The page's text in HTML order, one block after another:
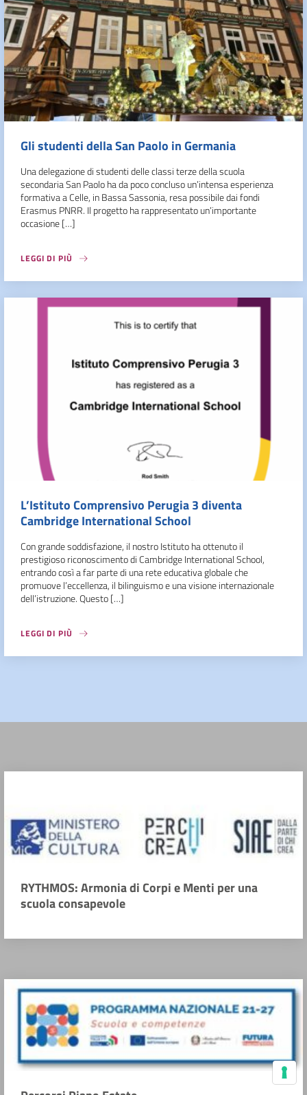
Gli studenti della San Paolo in Germania
Una delegazione di studenti delle classi terze della scuola
secondaria San Paolo ha da poco concluso un’intensa esperienza
formativa a Celle, in Bassa Sassonia, resa possibile dai fondi
Erasmus PNRR. Il progetto ha rappresentato un’importante
occasione […]
LEGGI DI PIÙ
L’Istituto Comprensivo Perugia 3 diventa
Cambridge International School
Con grande soddisfazione, il nostro Istituto ha ottenuto il
prestigioso riconoscimento di Cambridge International School,
entrando così a far parte di una rete educativa globale che
promuove l’eccellenza, il bilinguismo e una visione internazionale
dell’istruzione. Questo […]
LEGGI DI PIÙ
RYTHMOS: Armonia di Corpi e Menti per una
scuola consapevole
Le